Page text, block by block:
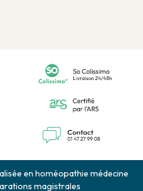
en homéopathie médecine
magistrales